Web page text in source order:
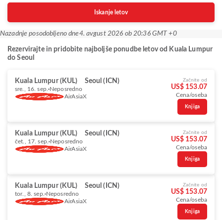
Iskanje letov
Nazadnje posodobljeno dne4. avgust 2026 ob 20:36 GMT +0
Rezervirajte in pridobite najboljše ponudbe letov od Kuala Lumpur
do Seoul
Kuala Lumpur (KUL) Seoul (ICN)
sre., 16. sep. Neposredno
AirAsiaX
Začnite od
US$ 153.07
Cena/oseba
Knjiga
Kuala Lumpur (KUL) Seoul (ICN)
čet., 17. sep. Neposredno
AirAsiaX
Začnite od
US$ 153.07
Cena/oseba
Knjiga
Kuala Lumpur (KUL) Seoul (ICN)
tor., 8. sep. Neposredno
AirAsiaX
Začnite od
US$ 153.07
Cena/oseba
Knjiga